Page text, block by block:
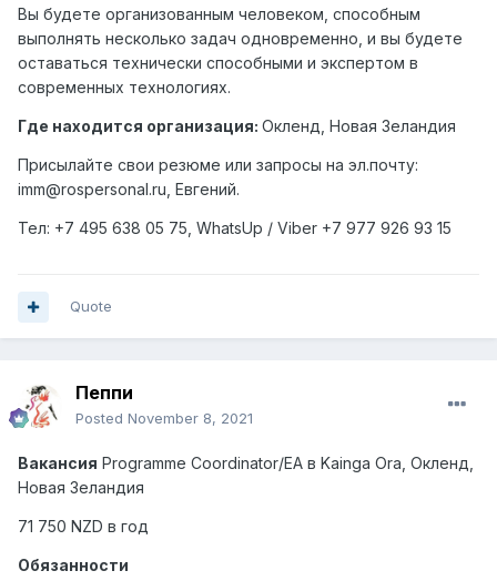
Вы будете организованным человеком, способным
выполнять несколько задач одновременно, и вы будете
оставаться технически способными и экспертом в
современных технологиях.
Где находится организация: Окленд, Новая Зеландия
Присылайте свои резюме или запросы на эл.почту:
imm@rospersonal.ru, Евгений.
Тел: +7 495 638 05 75, WhatsUp / Viber +7 977 926 93 15
Quote
Пеппи
Posted November 8, 2021
Вакансия Programme Coordinator/EA в Kainga Ora, Окленд
Новая Зеландия
71 750 NZD в год
Обязанности